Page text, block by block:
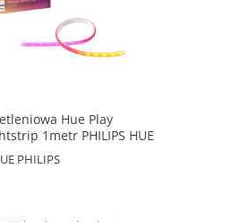
Hue Play
1metr PHILIPS HUE
PHILIPS